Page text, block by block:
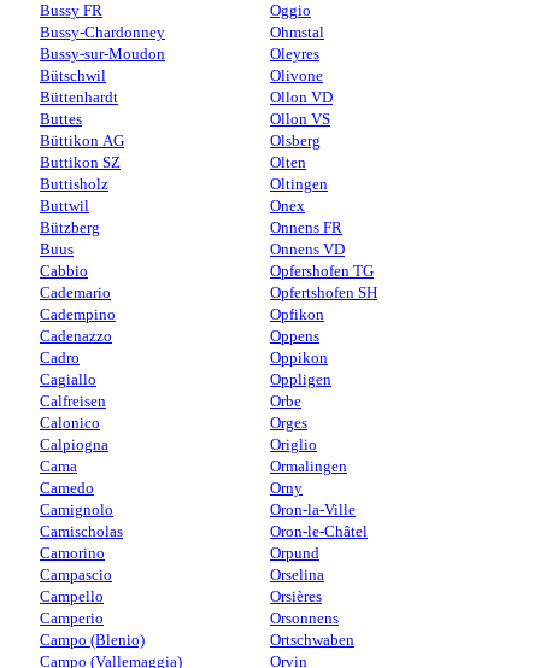
Bussy FR
Bussy-Chardonney
Bussy-sur-Moudon
Bütschwil
Büttenhardt
Buttes
Büttikon AG
Buttikon SZ
Buttisholz
Buttwil
Bützberg
Buus
Cabbio
Cademario
Cadempino
Cadenazzo
Cadro
Cagiallo
Calfreisen
Calonico
Calpiogna
Cama
Camedo
Camignolo
Camischolas
Camorino
Campascio
Campello
Camperio
Campo (Blenio)
Campo (Vallemaggia)
Oggio
Ohmstal
Oleyres
Olivone
Ollon VD
Ollon VS
Olsberg
Olten
Oltingen
Onex
Onnens FR
Onnens VD
Opfershofen TG
Opfertshofen SH
Opfikon
Oppens
Oppikon
Oppligen
Orbe
Orges
Origlio
Ormalingen
Orny
Oron-la-Ville
Oron-le-Châtel
Orpund
Orselina
Orsières
Orsonnens
Ortschwaben
Orvin